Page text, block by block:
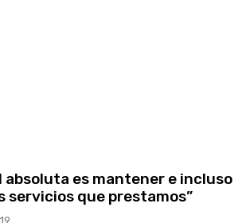
absoluta es mantener e incluso
servicios que prestamos”